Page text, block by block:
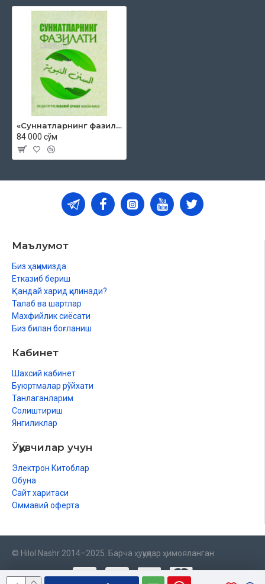
«Суннатларнинг фазилати»
84 000 сўм
Маълумот
Биз ҳақимизда
Етказиб бериш
Қандай харид қилинади?
Талаб ва шартлар
Махфийлик сиёсати
Биз билан боғланиш
Кабинет
Шахсий кабинет
Буюртмалар рўйхати
Танлаганларим
Солиштириш
Янгиликлар
Ўқувчилар учун
Электрон Китоблар
Обуна
Сайт харитаси
Оммавий оферта
© Hilol Nashr 2014–2025. Барча ҳуқуқлар ҳимояланган